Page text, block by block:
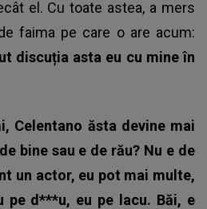
el. Cu toate astea, a mers
faima pe care o are acum:
discuția asta eu cu mine în
Celentano ăsta devine mai
bine sau e de rău? Nu e de
un actor, eu pot mai multe,
pe d***u, eu pe lacu. Băi, e